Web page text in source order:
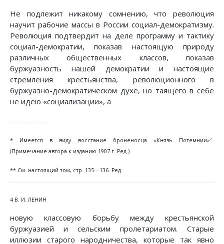
Не подлежит никакому сомнению, что революция
научит рабочие массы в России социал-демократизму.
Революция подтвердит на деле программу и тактику
социал-демократии, показав настоящую природу
различных общественных классов, показав
буржуазность нашей демократии и настоящие
стремления крестьянства, революционного в
буржуазно-демократическом духе, но таящего в себе
не идею «социализации», а
* Имеется в виду восстание броненосца «Князь Потемнии»2
(Примечание автора к изданию 1907 г. Ред.)
** См. настоящий том, стр. 135—136. Ред.
4 В. И. ЛЕНИН
новую классовую борьбу между крестьянской
буржуазией и сельским пролетариатом. Старые
иллюзии старого народничества, которые так явно